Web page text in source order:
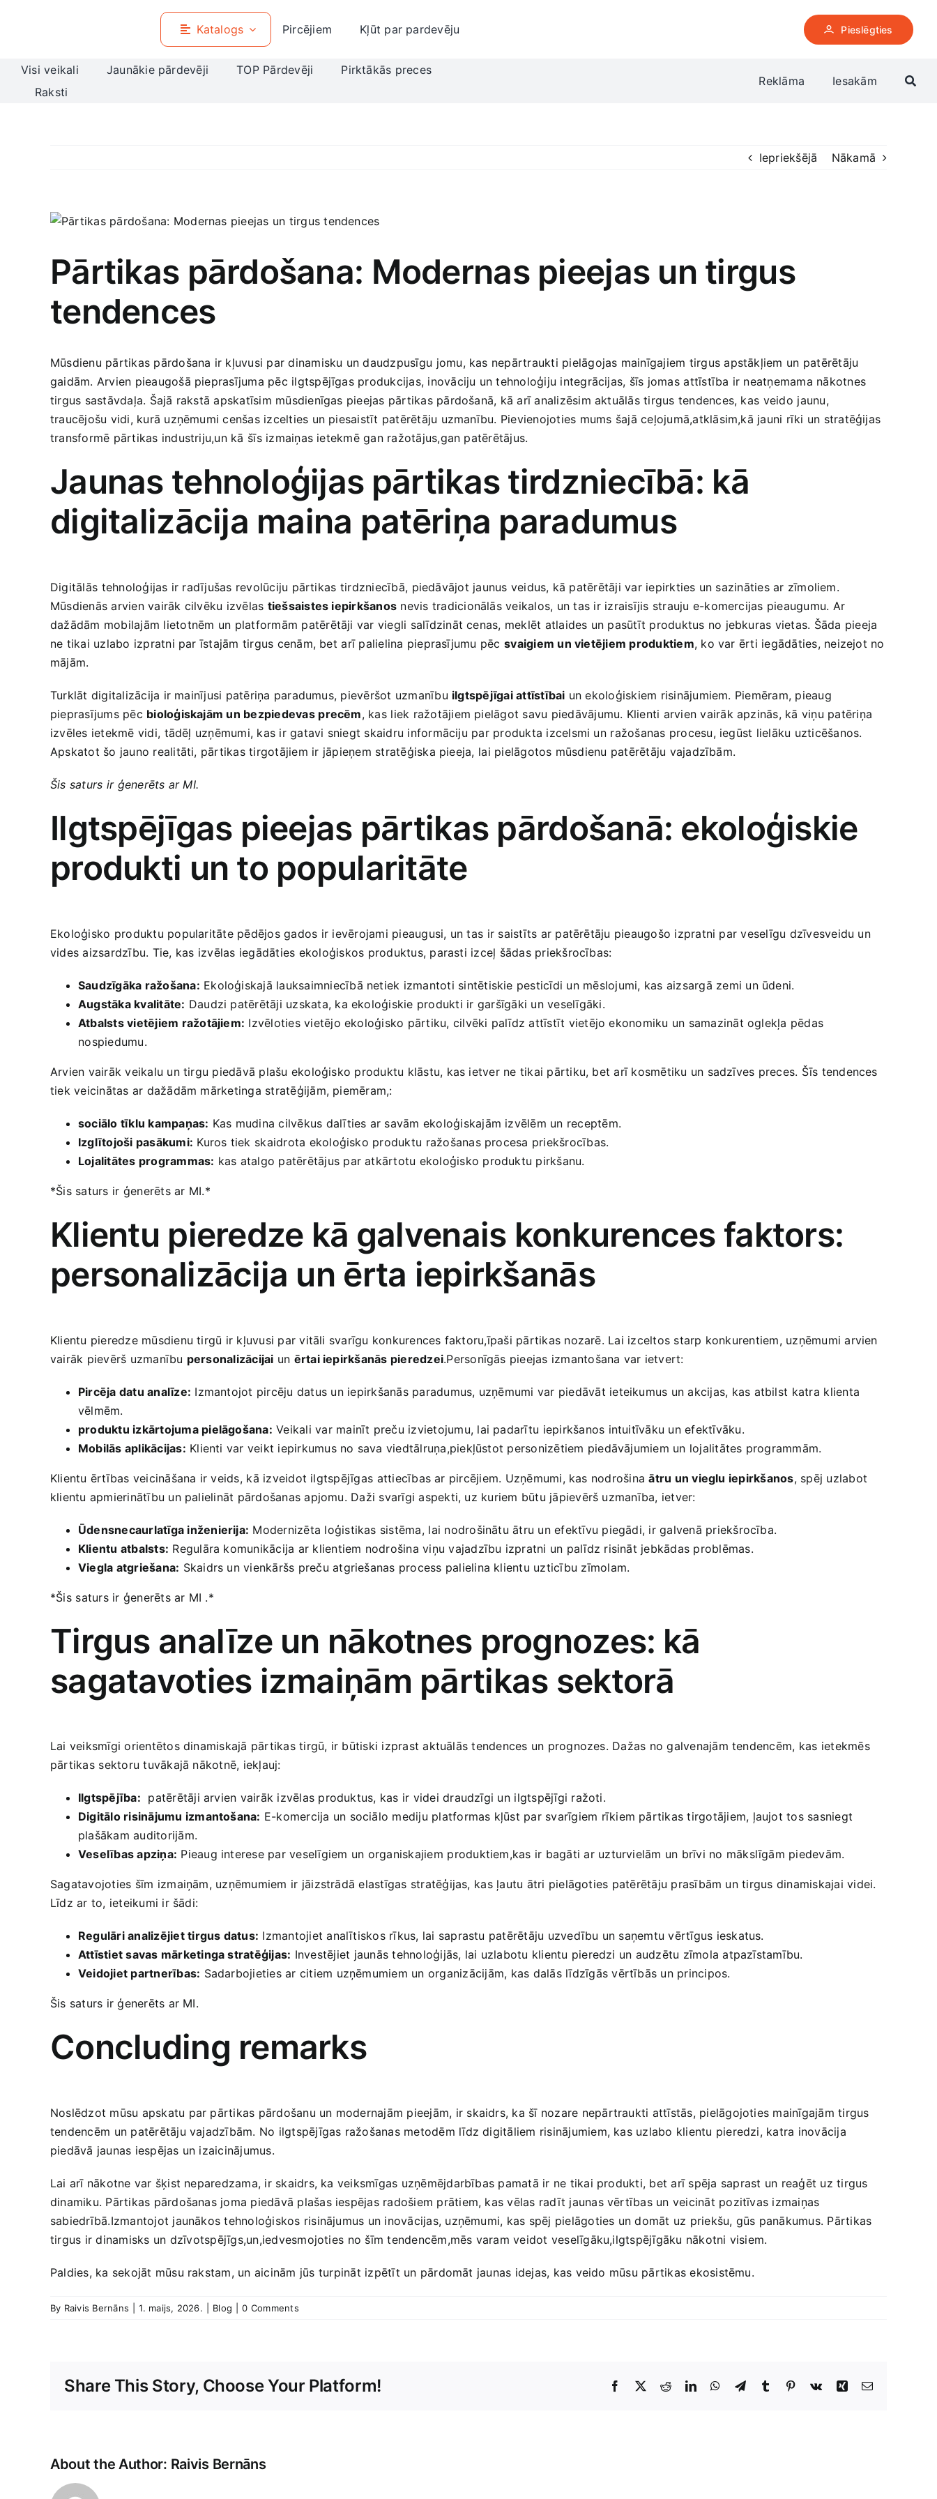
Katalogs Pircējiem Kļūt par pardevēju Pieslēgties
Visi veikali Jaunākie pārdevēji TOP Pārdevēji
Pirktākās preces
Raksti
Reklāma Iesakām
Iepriekšējā Nākamā
View
Image
Pārtikas pārdošana: Modernas pieejas un tirgus
tendences
Mūsdienu pārtikas pārdošana ir kļuvusi par dinamisku un daudzpusīgu⁣ jomu, kas nepārtraukti pielāgojas mainīgajiem tirgus apstākļiem un⁤ patērētāju
gaidām. Arvien pieaugošā pieprasījuma pēc ilgtspējīgas produkcijas, inovāciju un tehnoloģiju integrācijas, šīs jomas⁢ attīstība ir neatņemama nākotnes
tirgus sastāvdaļa. Šajā ‍rakstā apskatīsim mūsdienīgas pieejas pārtikas pārdošanā, kā arī analizēsim ​aktuālās tirgus tendences, kas ⁣veido⁢ jaunu,
traucējošu vidi, kurā ‍uzņēmumi cenšas izcelties un piesaistīt ​patērētāju uzmanību. Pievienojoties⁣ mums šajā ceļojumā,atklāsim,kā jauni rīki‌ un stratēģijas
transformē pārtikas industriju,un kā⁤ šīs izmaiņas ietekmē ​gan ražotājus,gan patērētājus.
Jaunas tehnoloģijas ⁤pārtikas tirdzniecībā: kā
digitalizācija maina patēriņa paradumus
Digitālās⁢ tehnoloģijas ir radījušas revolūciju pārtikas ⁤tirdzniecībā, ⁤piedāvājot jaunus veidus, kā patērētāji var iepirkties un sazināties ar zīmoliem.
Mūsdienās arvien vairāk cilvēku izvēlas tiešsaistes iepirkšanos nevis tradicionālās veikalos, un tas ir ⁤izraisījis strauju e-komercijas pieaugumu. Ar
dažādām mobilajām lietotnēm un ⁢platformām patērētāji var viegli salīdzināt cenas, meklēt atlaides un pasūtīt produktus no jebkuras vietas. Šāda pieeja
ne tikai uzlabo izpratni par īstajām tirgus cenām, bet⁤ arī palielina pieprasījumu pēc⁢svaigiem un vietējiem produktiem, ko var ērti iegādāties, neizejot ‍no
mājām.
Turklāt digitalizācija ir mainījusi patēriņa paradumus, ‍pievēršot uzmanību ilgtspējīgai attīstībai un ekoloģiskiem​ risinājumiem. Piemēram, pieaug
pieprasījums pēc bioloģiskajām un bezpiedevas⁣ precēm, kas ⁣liek ražotājiem pielāgot savu piedāvājumu. Klienti arvien‍ vairāk apzinās, kā viņu patēriņa
izvēles ietekmē vidi,⁣ tādēļ uzņēmumi,‌ kas ir gatavi sniegt skaidru informāciju par produkta izcelsmi un ⁢ražošanas procesu, iegūst lielāku uzticēšanos.
Apskatot šo jauno realitāti, pārtikas tirgotājiem ir⁢ jāpieņem stratēģiska pieeja,⁤ lai pielāgotos mūsdienu ‌patērētāju vajadzībām.
Šis saturs ⁢ir ģenerēts ar MI.
Ilgtspējīgas pieejas pārtikas pārdošanā: ekoloģiskie
produkti un to popularitāte
Ekoloģisko ⁣produktu popularitāte pēdējos​ gados ir⁤ ievērojami pieaugusi, un tas⁣ ir saistīts ar patērētāju pieaugošo izpratni par ‍veselīgu dzīvesveidu un
vides aizsardzību. Tie, kas⁢ izvēlas iegādāties⁢ ekoloģiskos produktus, parasti izceļ šādas priekšrocības:
Saudzīgāka ražošana: Ekoloģiskajā lauksaimniecībā netiek izmantoti sintētiskie pesticīdi‌ un mēslojumi,⁢ kas aizsargā zemi un ūdeni.
Augstāka kvalitāte: Daudzi patērētāji uzskata, ka ekoloģiskie produkti ir⁤ garšīgāki un veselīgāki.
Atbalsts vietējiem ražotājiem: Izvēloties vietējo ekoloģisko pārtiku, cilvēki palīdz‌ attīstīt vietējo ekonomiku un samazināt oglekļa pēdas
⁣nospiedumu.
Arvien vairāk veikalu un tirgu‌ piedāvā plašu ekoloģisko produktu klāstu,‍ kas ietver ne​ tikai pārtiku, bet arī ‍kosmētiku un sadzīves preces. Šīs tendences
tiek veicinātas ar dažādām‍ mārketinga stratēģijām, piemēram,:
sociālo tīklu kampaņas: Kas mudina cilvēkus dalīties ar savām ekoloģiskajām izvēlēm un receptēm.
Izglītojoši pasākumi: Kuros tiek ⁣skaidrota ekoloģisko produktu⁤ ražošanas procesa priekšrocības.
Lojalitātes programmas: kas atalgo patērētājus par atkārtotu ekoloģisko produktu pirkšanu.
*Šis saturs ir⁢ ģenerēts ar⁣ MI.*
Klientu pieredze kā ⁢galvenais konkurences faktors:
personalizācija un ērta iepirkšanās
Klientu pieredze mūsdienu tirgū ir kļuvusi par vitāli svarīgu konkurences faktoru,īpaši pārtikas nozarē. Lai izceltos starp konkurentiem, uzņēmumi​ arvien
vairāk pievērš uzmanību personalizācijai un ērtai iepirkšanās pieredzei.Personīgās pieejas izmantošana var ietvert:
Pircēja datu analīze: Izmantojot pircēju​ datus un⁣ iepirkšanās paradumus, uzņēmumi var piedāvāt ieteikumus un akcijas, kas atbilst⁣ katra⁤ klienta
vēlmēm.
produktu izkārtojuma pielāgošana: Veikali var mainīt preču izvietojumu, lai padarītu ⁤iepirkšanos intuitīvāku un efektīvāku.
Mobilās aplikācijas: Klienti var veikt iepirkumus no sava viedtālruņa,piekļūstot personizētiem piedāvājumiem un lojalitātes programmām.
Klientu ērtības veicināšana ir veids,⁤ kā izveidot ilgtspējīgas ⁤attiecības ar pircējiem. Uzņēmumi, kas nodrošinaātru un vieglu iepirkšanos, spēj uzlabot
klientu apmierinātību un palielināt ‍pārdošanas apjomu. Daži svarīgi aspekti, uz kuriem būtu jāpievērš uzmanība, ietver:
Ūdensnecaurlatīga inženierija: Modernizēta loģistikas sistēma,⁤ lai nodrošinātu ātru un efektīvu piegādi, ir galvenā priekšrocība.
Klientu​ atbalsts: Regulāra komunikācija ar klientiem nodrošina viņu vajadzību izpratni un‍ palīdz risināt jebkādas problēmas.
Viegla atgriešana: Skaidrs un vienkāršs preču atgriešanas process palielina klientu uzticību zīmolam.
*Šis ⁣saturs ir ģenerēts ar MI .*
Tirgus analīze un nākotnes prognozes: ⁤kā
sagatavoties izmaiņām pārtikas sektorā
Lai veiksmīgi orientētos​ dinamiskajā pārtikas tirgū, ir būtiski‌ izprast aktuālās tendences un prognozes. Dažas no galvenajām tendencēm, kas⁤ ietekmēs
pārtikas ⁤sektoru tuvākajā nākotnē, iekļauj:
Ilgtspējība: ​ patērētāji arvien vairāk izvēlas produktus, kas ir videi draudzīgi un ⁣ilgtspējīgi ražoti.
Digitālo risinājumu izmantošana: E-komercija un sociālo mediju platformas kļūst par ‍svarīgiem rīkiem pārtikas tirgotājiem, ļaujot tos sasniegt
plašākam auditorijām.
Veselības apziņa: Pieaug interese par veselīgiem⁣ un organiskajiem ⁢produktiem,kas ir bagāti ar uzturvielām un brīvi no mākslīgām piedevām.
Sagatavojoties šīm⁤ izmaiņām, uzņēmumiem ir⁢ jāizstrādā elastīgas stratēģijas,⁢ kas ļautu ātri pielāgoties patērētāju prasībām un tirgus dinamiskajai ⁣videi.
Līdz‌ ar to, ieteikumi ir šādi:
Regulāri analizējiet tirgus datus: Izmantojiet analītiskos rīkus, lai saprastu​ patērētāju uzvedību un saņemtu vērtīgus ieskatus.
Attīstiet savas mārketinga stratēģijas: Investējiet ⁢jaunās tehnoloģijās, lai uzlabotu klientu pieredzi un audzētu zīmola atpazīstamību.
Veidojiet partnerības: Sadarbojieties ar citiem uzņēmumiem un organizācijām, ⁤kas dalās līdzīgās ‍vērtībās un principos.
Šis saturs ir ģenerēts ar MI.
Concluding remarks
Noslēdzot mūsu apskatu par pārtikas pārdošanu un ​modernajām pieejām, ir skaidrs, ka šī nozare ‍nepārtraukti attīstās, pielāgojoties mainīgajām tirgus
tendencēm ⁣un patērētāju vajadzībām. No ilgtspējīgas ražošanas metodēm līdz digitāliem risinājumiem, kas uzlabo klientu pieredzi, katra inovācija
piedāvā jaunas iespējas un izaicinājumus.
Lai arī nākotne var šķist neparedzama, ir skaidrs, ka veiksmīgas uzņēmējdarbības ‌pamatā ir ne‍ tikai produkti, bet arī spēja⁣ saprast un reaģēt uz tirgus‍
dinamiku. Pārtikas​ pārdošanas joma piedāvā plašas ​iespējas radošiem prātiem, kas vēlas radīt jaunas vērtības un veicināt pozitīvas izmaiņas
sabiedrībā.Izmantojot jaunākos tehnoloģiskos risinājumus un inovācijas, uzņēmumi, kas spēj pielāgoties un domāt uz priekšu, ‍gūs panākumus. Pārtikas
tirgus ir dinamisks ⁤un dzīvotspējīgs,un,iedvesmojoties ⁢no šīm tendencēm,mēs varam veidot veselīgāku,ilgtspējīgāku nākotni visiem.
Paldies, ka sekojāt mūsu rakstam, un aicinām jūs ⁤turpināt izpētīt un pārdomāt jaunas idejas, kas veido mūsu pārtikas ekosistēmu.
By Raivis Bernāns 1. maijs, 2026. Blog 0 Comments
Share This Story, Choose Your Platform! Facebook
X RedditLinkedInWhatsApp
TelegramTumblr Pinterest
Vk Xing E-
About the Author: Raivis Bernāns